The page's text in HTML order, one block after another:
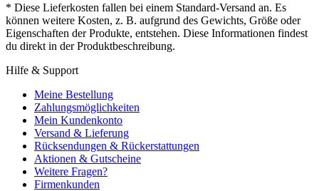
* Diese Lieferkosten fallen bei einem Standard-Versand an. Es
können weitere Kosten, z. B. aufgrund des Gewichts, Größe oder
Eigenschaften der Produkte, entstehen. Diese Informationen findest
du direkt in der Produktbeschreibung.
Hilfe & Support
Meine Bestellung
Zahlungsmöglichkeiten
Mein Kundenkonto
Versand & Lieferung
Rücksendungen & Rückerstattungen
Aktionen & Gutscheine
Weitere Fragen?
Firmenkunden